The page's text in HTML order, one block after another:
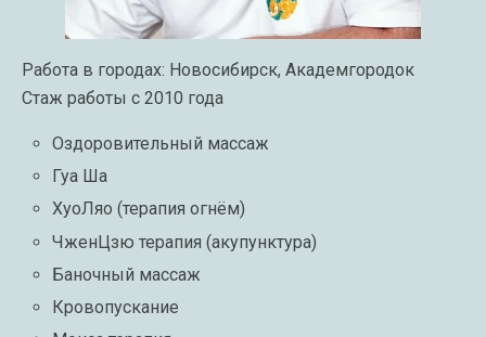
Работа в городах: Новосибирск, Академгородок
Стаж работы с 2010 года
Оздоровительный массаж
Гуа Ша
ХуоЛяо (терапия огнём)
ЧженЦзю терапия (акупунктура)
Баночный массаж
Кровопускание